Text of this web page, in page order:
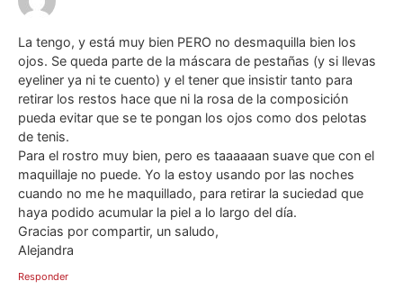
La tengo, y está muy bien PERO no desmaquilla bien los
ojos. Se queda parte de la máscara de pestañas (y si llevas
eyeliner ya ni te cuento) y el tener que insistir tanto para
retirar los restos hace que ni la rosa de la composición
pueda evitar que se te pongan los ojos como dos pelotas
de tenis.
Para el rostro muy bien, pero es taaaaaan suave que con el
maquillaje no puede. Yo la estoy usando por las noches
cuando no me he maquillado, para retirar la suciedad que
haya podido acumular la piel a lo largo del día.
Gracias por compartir, un saludo,
Alejandra
Responder